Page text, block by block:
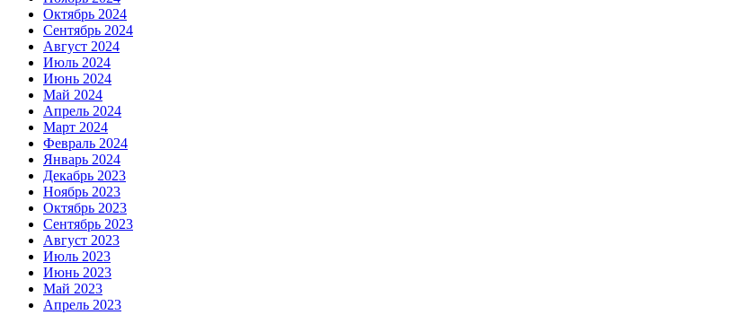
Октябрь 2024
Сентябрь 2024
Август 2024
Июль 2024
Июнь 2024
Май 2024
Апрель 2024
Март 2024
Февраль 2024
Январь 2024
Декабрь 2023
Ноябрь 2023
Октябрь 2023
Сентябрь 2023
Август 2023
Июль 2023
Июнь 2023
Май 2023
Апрель 2023